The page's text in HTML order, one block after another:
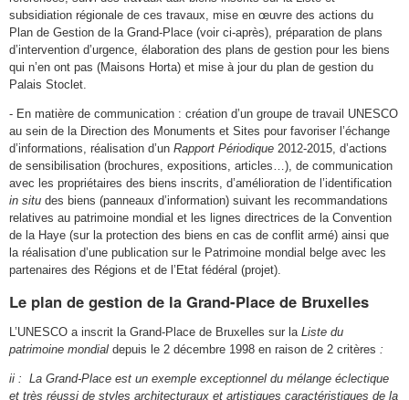
subsidiation régionale de ces travaux, mise en œuvre des actions du
Plan de Gestion de la Grand-Place (voir ci-après), préparation de plans
d’intervention d’urgence, élaboration des plans de gestion pour les biens
qui n’en ont pas (Maisons Horta) et mise à jour du plan de gestion du
Palais Stoclet.
- En matière de communication : création d’un groupe de travail UNESCO
au sein de la Direction des Monuments et Sites pour favoriser l’échange
d’informations, réalisation d’un Rapport Périodique 2012-2015, d’actions
de sensibilisation (brochures, expositions, articles…), de communication
avec les propriétaires des biens inscrits, d’amélioration de l’identification
in situ des biens (panneaux d’information) suivant les recommandations
relatives au patrimoine mondial et les lignes directrices de la Convention
de la Haye (sur la protection des biens en cas de conflit armé) ainsi que
la réalisation d’une publication sur le Patrimoine mondial belge avec les
partenaires des Régions et de l’Etat fédéral (projet).
Le plan de gestion de la Grand-Place de Bruxelles
L’UNESCO a inscrit la Grand-Place de Bruxelles sur la Liste du
patrimoine mondial depuis le 2 décembre 1998 en raison de 2 critères :
ii : La Grand-Place est un exemple exceptionnel du mélange éclectique
et très réussi de styles architecturaux et artistiques caractéristiques de la